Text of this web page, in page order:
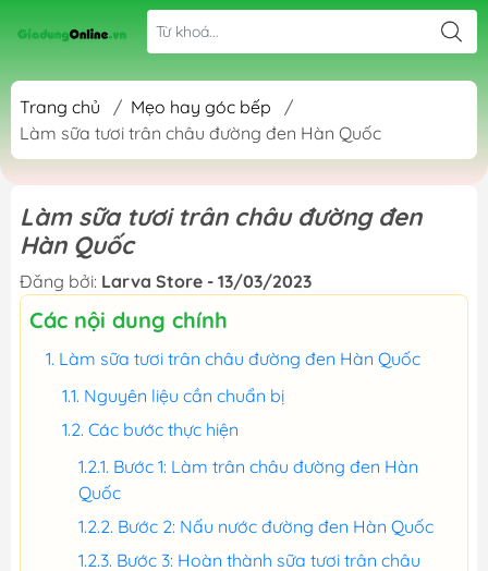
Trang chủ / Mẹo hay góc bếp
/
Làm sữa tươi trân châu đường đen Hàn Quốc
Làm sữa tươi trân châu đường đen
Hàn Quốc
Đăng bởi: Larva Store - 13/03/2023
Các nội dung chính
Làm sữa tươi trân châu đường đen Hàn Quốc
Nguyên liệu cần chuẩn bị
Các bước thực hiện
Bước 1: Làm trân châu đường đen Hàn
Quốc
Bước 2: Nấu nước đường đen Hàn Quốc
Bước 3: Hoàn thành sữa tươi trân châu